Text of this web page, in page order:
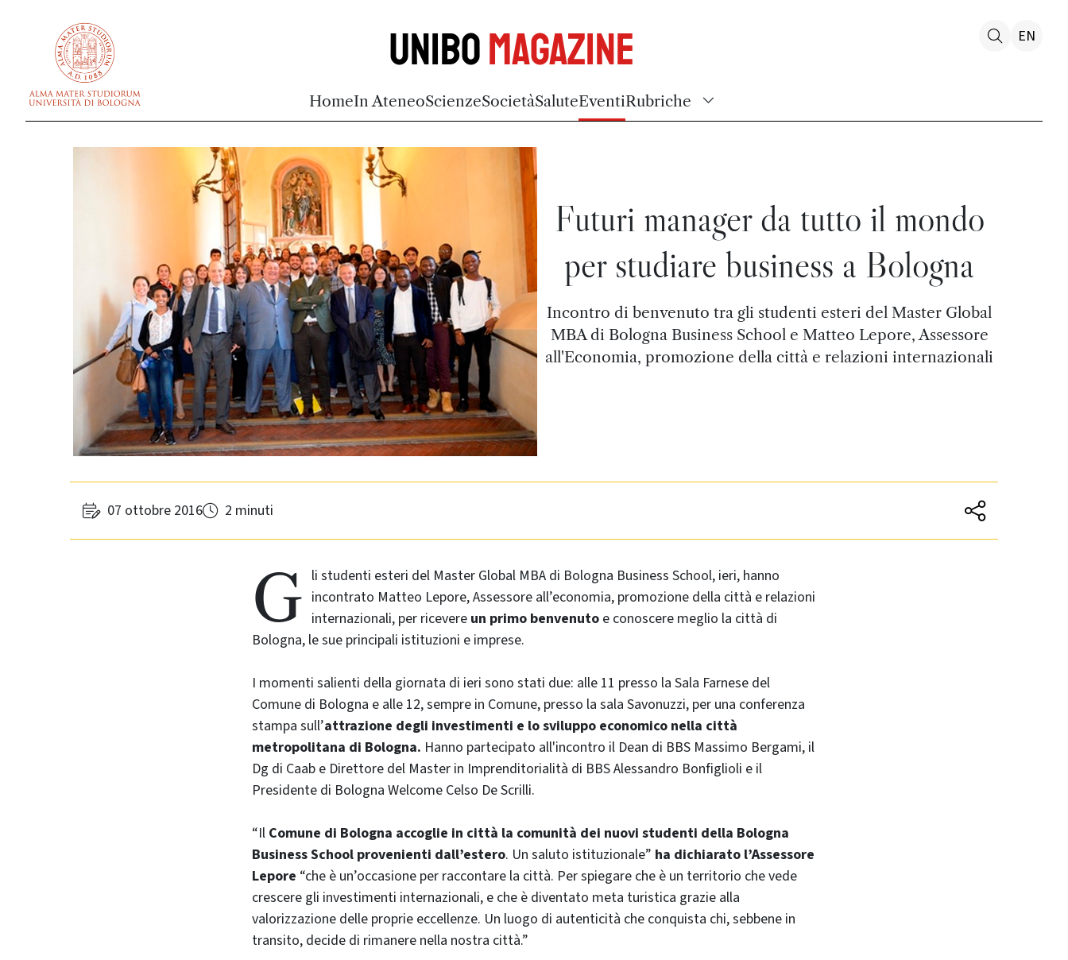
UniboMagazine
HomeIn AteneoScienzeSocietàSaluteEventiRubriche
EN
Futuri manager da tutto il mondo
per studiare business a Bologna
Incontro di benvenuto tra gli studenti esteri del Master Global
MBA di Bologna Business School e Matteo Lepore, Assessore
all'Economia, promozione della città e relazioni internazionali
07 ottobre 2016 2 minuti
G li studenti esteri del Master Global MBA di Bologna Business School, ieri, hanno
incontrato Matteo Lepore, Assessore all’economia, promozione della città e relazioni
internazionali, per ricevere un primo benvenuto e conoscere meglio la città di
Bologna, le sue principali istituzioni e imprese.
I momenti salienti della giornata di ieri sono stati due: alle 11 presso la Sala Farnese del
Comune di Bologna e alle 12, sempre in Comune, presso la sala Savonuzzi, per una conferenza
stampa sull’attrazione degli investimenti e lo sviluppo economico nella città
metropolitana di Bologna. Hanno partecipato all'incontro il Dean di BBS Massimo Bergami, il
Dg di Caab e Direttore del Master in Imprenditorialità di BBS Alessandro Bonfiglioli e il
Presidente di Bologna Welcome Celso De Scrilli.
“Il Comune di Bologna accoglie in città la comunità dei nuovi studenti della Bologna
Business School provenienti dall’estero. Un saluto istituzionale” ha dichiarato l’Assessore
Lepore “che è un’occasione per raccontare la città. Per spiegare che è un territorio che vede
crescere gli investimenti internazionali, e che è diventato meta turistica grazie alla
valorizzazione delle proprie eccellenze. Un luogo di autenticità che conquista chi, sebbene in
transito, decide di rimanere nella nostra città.”